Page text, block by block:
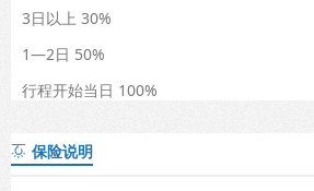
3日以上 30%
1—2日 50%
行程开始当日 100%
 保险说明